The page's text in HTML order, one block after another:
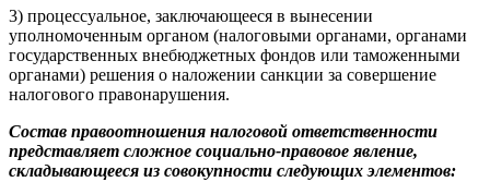
3) процессуальное, заключающееся в вынесении
уполномоченным органом (налоговыми органами, органами
государственных внебюджетных фондов или таможенными
органами) решения о наложении санкции за совершение
налогового правонарушения.
Состав правоотношения налоговой ответственности
представляет сложное социально-правовое явление,
складывающееся из совокупности следующих элементов: